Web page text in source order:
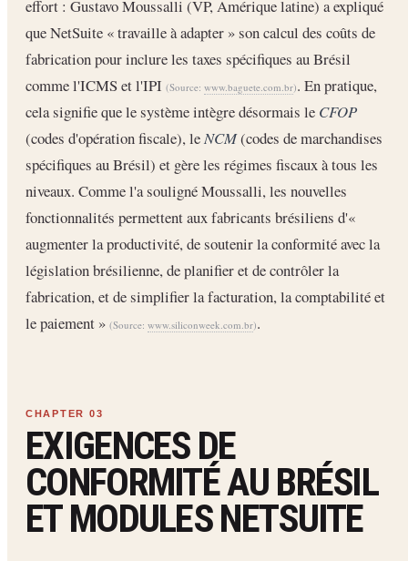
effort : Gustavo Moussalli (VP, Amérique latine) a expliqué
que NetSuite « travaille à adapter » son calcul des coûts de
fabrication pour inclure les taxes spécifiques au Brésil
comme l'ICMS et l'IPI (Source: www.baguete.com.br). En pratique,
cela signifie que le système intègre désormais le CFOP
(codes d'opération fiscale), leNCM(codes de marchandises
spécifiques au Brésil) et gère les régimes fiscaux à tous les
niveaux. Comme l'a souligné Moussalli, les nouvelles
fonctionnalités permettent aux fabricants brésiliens d'«
augmenter la productivité, de soutenir la conformité avec la
législation brésilienne, de planifier et de contrôler la
fabrication, et de simplifier la facturation, la comptabilité et
le paiement » (Source: www.siliconweek.com.br).
EXIGENCES DE
CONFORMITÉ AU BRÉSIL
ET MODULES NETSUITE